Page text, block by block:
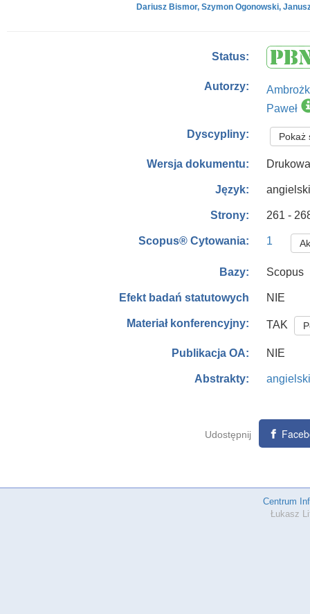
Dariusz Bismor, Szymon Ogonowski,
Status:
Autorzy:
Paweł
Dyscypliny: Pokaż
Wersja dokumentu:
Język: angielski
Strony: 261 -
Scopus® Cytowania: 1
Bazy: Scopus
Efekt badań statutowych NIE
Materiał konferencyjny: TAK
Publikacja OA: NIE
Abstrakty: angielski
Udostępnij
Centrum
Łukasz